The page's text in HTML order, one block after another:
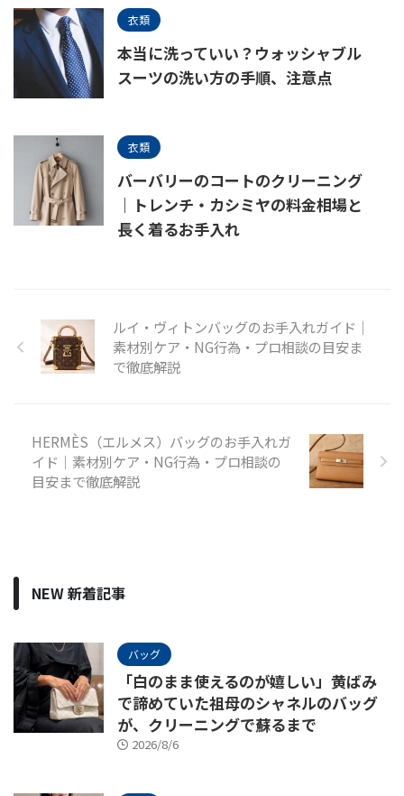
衣類
本当に洗っていい？ウォッシャブル
スーツの洗い方の手順、注意点
衣類
バーバリーのコートのクリーニング
｜トレンチ・カシミヤの料金相場と
長く着るお手入れ
ルイ・ヴィトンバッグのお手入れガイド｜
素材別ケア・NG行為・プロ相談の目安ま
で徹底解説
HERMÈS（エルメス）バッグのお手入れガ
イド｜素材別ケア・NG行為・プロ相談の
目安まで徹底解説
NEW 新着記事
バッグ
「白のまま使えるのが嬉しい」黄ばみ
で諦めていた祖母のシャネルのバッグ
が、クリーニングで蘇るまで
2026/8/6